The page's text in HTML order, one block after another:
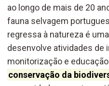
ao longo de mais de 20
fauna selvagem
regressa à natureza é
desenvolve atividades de
monitorização e
conservação da